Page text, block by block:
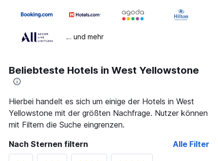
… und mehr
Beliebteste Hotels in West Yellowstone
Hierbei handelt es sich um einige der Hotels in West
Yellowstone mit der größten Nachfrage. Nutzer können
mit Filtern die Suche eingrenzen.
Nach Sternen filtern
Alle Filter